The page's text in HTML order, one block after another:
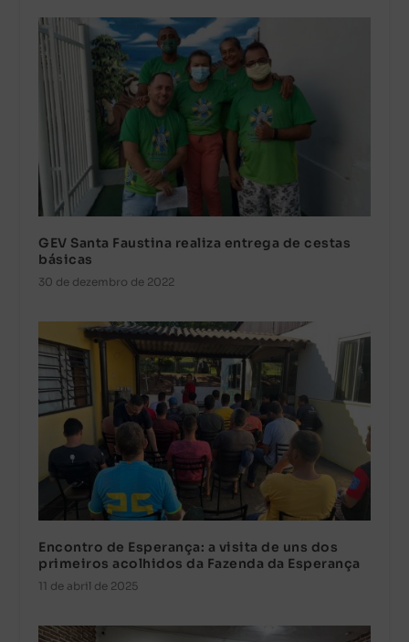
GEV Santa Faustina realiza entrega de cestas
básicas
30 de dezembro de 2022
Encontro de Esperança: a visita de uns dos
primeiros acolhidos da Fazenda da Esperança
11 de abril de 2025